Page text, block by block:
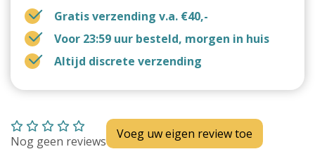
Gratis verzending v.a. €40,-
Voor 23:59 uur besteld, morgen in huis
Altijd discrete verzending
Nog geen reviews Voeg uw eigen review toe